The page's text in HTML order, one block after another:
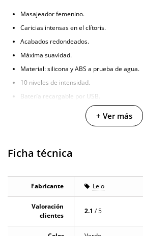
Masajeador femenino.
Caricias intensas en el clítoris.
Acabados redondeados.
Máxima suavidad.
Material: silicona y ABS a prueba de agua.
10 niveles de intensidad.
Batería recargable por USB.
Dimensiones: 3,9 cm x 3,4 cm x 7,4 cm.
+ Ver más
Ficha técnica
Fabricante Lelo
Valoración
clientes
2.1 / 5